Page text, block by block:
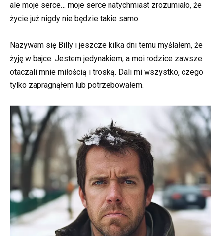
ale moje serce… moje serce natychmiast zrozumiało, że
życie już nigdy nie będzie takie samo.
Nazywam się Billy i jeszcze kilka dni temu myślałem, że
żyję w bajce. Jestem jedynakiem, a moi rodzice zawsze
otaczali mnie miłością i troską. Dali mi wszystko, czego
tylko zapragnąłem lub potrzebowałem.